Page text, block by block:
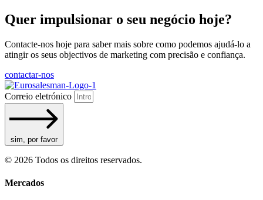
Quer impulsionar o seu negócio hoje?
Contacte-nos hoje para saber mais sobre como podemos ajudá-lo a
atingir os seus objectivos de marketing com precisão e confiança.
contactar-nos
Correio eletrónico
sim, por favor
© 2026 Todos os direitos reservados.
Mercados